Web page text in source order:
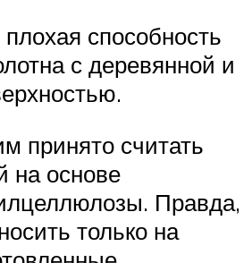
плохая способность
с деревянной и
принято считать
на основе
Правда,
только на